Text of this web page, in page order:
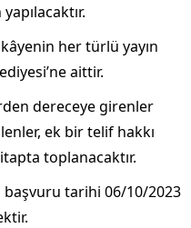
her türlü yayın
aittir.
dereceye girenler
ek bir telif hakkı
toplanacaktır.
başvuru tarihi 06/10/2023